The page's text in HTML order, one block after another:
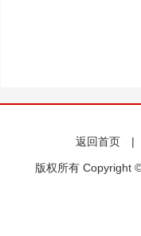
返回首页
版权所有 Copyright